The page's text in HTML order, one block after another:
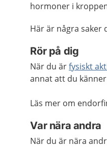
hormoner i
Här är några saker
Rör på dig
När du ärfysiskt
annat att du
Läs mer om
Var nära andra
När du är nära